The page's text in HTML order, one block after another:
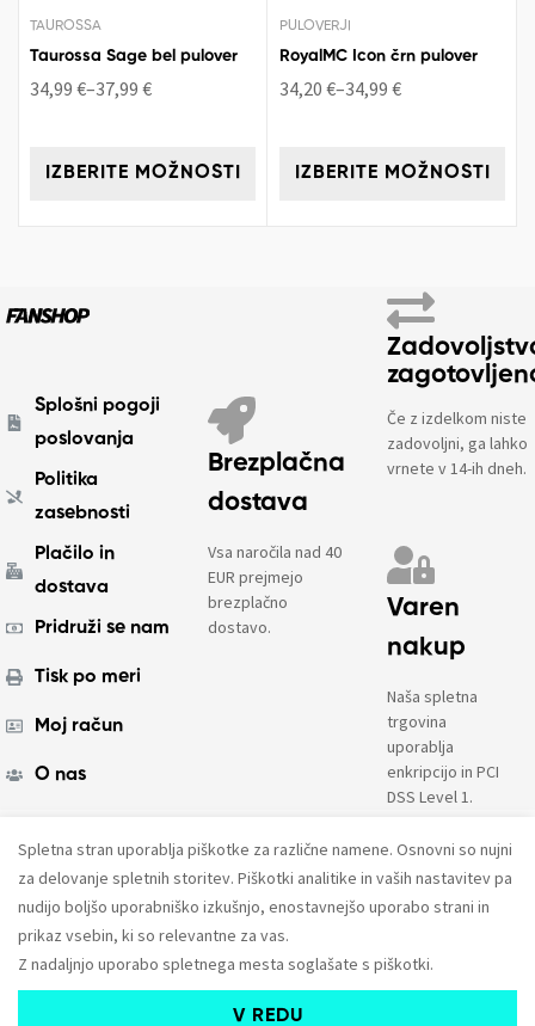
TAUROSSA
Taurossa Sage bel pulover
34,99 €–37,99 €
IZBERITE MOŽNOSTI
PULOVERJI
RoyalMC Icon črn pulover
34,20 €–34,99 €
IZBERITE MOŽNOSTI
Splošni pogoji
poslovanja
Politika
zasebnosti
Plačilo in
dostava
Pridruži se nam
Tisk po meri
Moj račun
O nas
Brezplačna
dostava
Vsa naročila nad 40
EUR prejmejo
brezplačno
dostavo.
Če z izdelkom niste
zadovoljni, ga lahko
vrnete v 14-ih dneh.
Varen
nakup
Naša spletna
trgovina
uporablja
enkripcijo in PCI
DSS Level 1.
AMPX d.o.o.© 2023. Vse pravice pridržane.
Spletna stran uporablja piškotke za različne namene. Osnovni so nujni
za delovanje spletnih storitev. Piškotki analitike in vaših nastavitev pa
nudijo boljšo uporabniško izkušnjo, enostavnejšo uporabo strani in
prikaz vsebin, ki so relevantne za vas.
Z nadaljnjo uporabo spletnega mesta soglašate s piškotki.
V REDU